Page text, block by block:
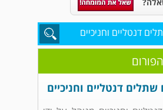
דנטליים וחניכיים
שתלים דנטליים וחניכיים